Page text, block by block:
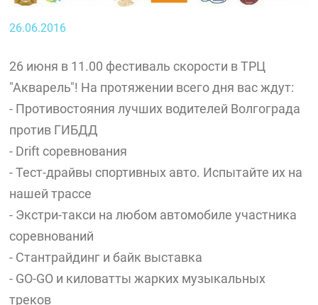
26.06.2016
26 июня в 11.00 фестиваль скорости в ТРЦ
"Акварель"! На протяжении всего дня вас ждут:
- Противостояния лучших водителей Волгограда
против ГИБДД
- Drift соревнования
- Тест-драйвы спортивных авто. Испытайте их на
нашей трассе
- Экстри-такси на любом автомобиле участника
соревнований
- Стантрайдинг и байк выставка
- GO-GO и киловатты жарких музыкальных
треков